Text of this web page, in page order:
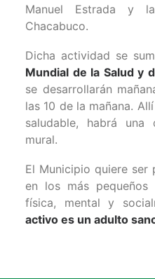
Manuel Estrada y
Chacabuco.
Dicha actividad se
Mundial de la Salud y
se desarrollarán
las 10 de la mañana.
saludable, habrá
mural.
El Municipio quiere
en los más
física, mental y
activo es un adulto